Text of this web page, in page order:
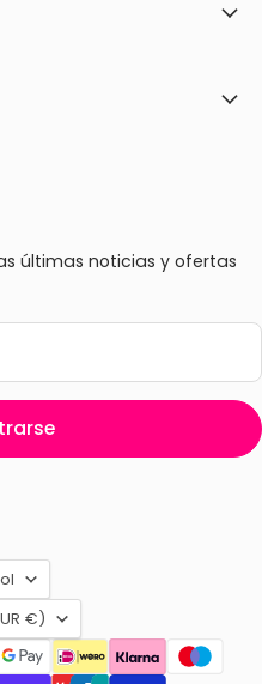
últimas noticias y ofertas
(EUR €)